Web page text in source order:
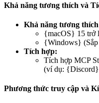
Khả năng tương thích và
Khả năng tương
{macOS} 15
{Windows} (Sắp
Tích hợp:
Tích hợp MCP
(ví dụ:
Phương thức truy cập và